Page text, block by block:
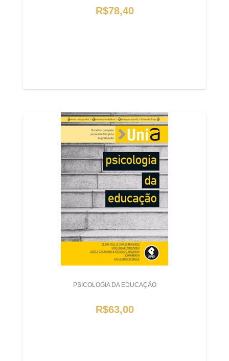
R$78,40
PSICOLOGIA DA EDUCAÇÃO
R$63,00